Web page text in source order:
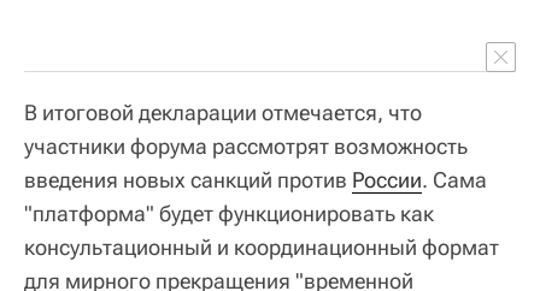
В итоговой декларации отмечается, что
участники форума рассмотрят возможность
введения новых санкций против России. Сама
"платформа" будет функционировать как
консультационный и координационный формат
для мирного прекращения "временной